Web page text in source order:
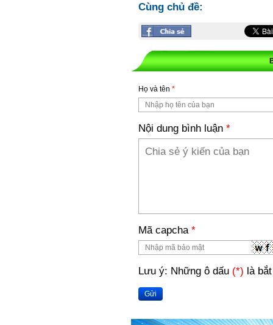
Cùng chủ đề:
Họ và tên *
Nội dung bình luận *
Mã capcha *
Lưu ý: Những ô dấu (*) là
Gửi